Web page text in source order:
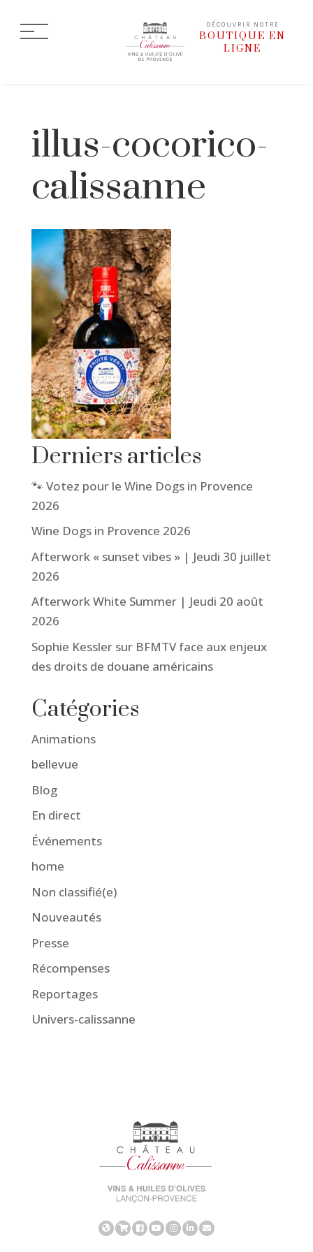
DÉCOUVRIR NOTRE
BOUTIQUE EN
LIGNE
illus-cocorico-
calissanne
Derniers articles
🐾 Votez pour le Wine Dogs in Provence
2026
Wine Dogs in Provence 2026
Afterwork « sunset vibes » | Jeudi 30 juillet
2026
Afterwork White Summer | Jeudi 20 août
2026
Sophie Kessler sur BFMTV face aux enjeux
des droits de douane américains
Catégories
Animations
bellevue
Blog
En direct
Événements
home
Non classifié(e)
Nouveautés
Presse
Récompenses
Reportages
Univers-calissanne